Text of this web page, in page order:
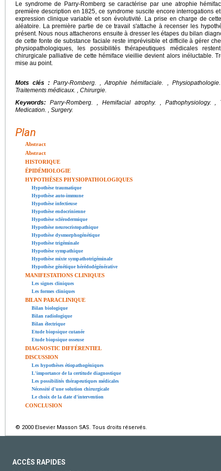
Le syndrome de Parry-Romberg se caractérise par une atrophie
première description en 1825, ce syndrome suscite encore interrogations
expression clinique variable et son évolutivité. La prise en charge de
aléatoire. La première partie de ce travail s'attache à recenser les
présent. Nous nous attacherons ensuite à dresser les étapes du bilan
de cette fonte de substance faciale reste imprévisible et difficile à gérer
physiopathologiques, les possibilités thérapeutiques médicales
chirurgicale palliative de cette hémiface vieillie devient alors inéluctable.
mise au point.
Mots clés :Parry-Romberg. , Atrophie hémifaciale. ,
Traitements médicaux. , Chirurgie.
Keywords: Parry-Romberg. , Hemifacial atrophy. , Pathophysiology.
Medication. , Surgery.
Plan
Abstract
Abstract
HISTORIQUE
ÉPIDÉMIOLOGIE
HYPOTHÈSES PHYSIOPATHOLOGIQUES
Hypothèse traumatique
Hypothèse auto-immune
Hypothèse infectieuse
Hypothèse endocrinienne
Hypothèse sclérodermique
Hypothèse neurocristopathique
Hypothèse dysmorphogénétique
Hypothèse trigéminale
Hypothèse sympathique
Hypothèse mixte sympathotrigéminale
Hypothèse génétique hérédodégénérative
MANIFESTATIONS CLINIQUES
Les signes cliniques
Les formes cliniques
BILAN PARACLINIQUE
Bilan biologique
Bilan radiologique
Bilan électrique
Etude biopsique cutanée
Etude biopsique osseuse
DIAGNOSTIC DIFFÉRENTIEL
DISCUSSION
Les hypothèses étiopathogéniques
L'importance de la certitude diagnostique
Les possibilités thérapeutiques médicales
Nécessité d'une solution chirurgicale
Le choix de la date d'intervention
CONCLUSION
© 2000 Elsevier Masson SAS. Tous droits réservés.
ACCÈS RAPIDES